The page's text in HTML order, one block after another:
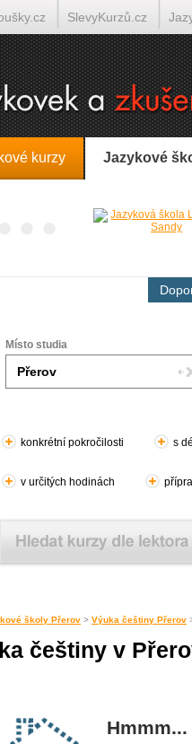
kurzy Jazykové
Místo studia
konkrétní pokročilosti s
v určitých hodinách
školy Přerov > Výuka češtiny Přerov
češtiny v
SlevyKurzů.cz
on-line Tlumočení-